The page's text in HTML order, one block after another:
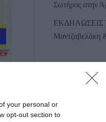
your personal or
opt-out section to
Σωτήρος στην
ΕΚΔΗΛΩΣΕΙΣ
Μαντζαβελάκη